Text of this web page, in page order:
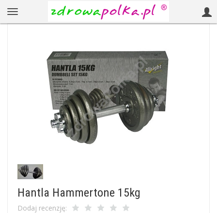
Hantla Hammertone 15kg
Dodaj recenzję: